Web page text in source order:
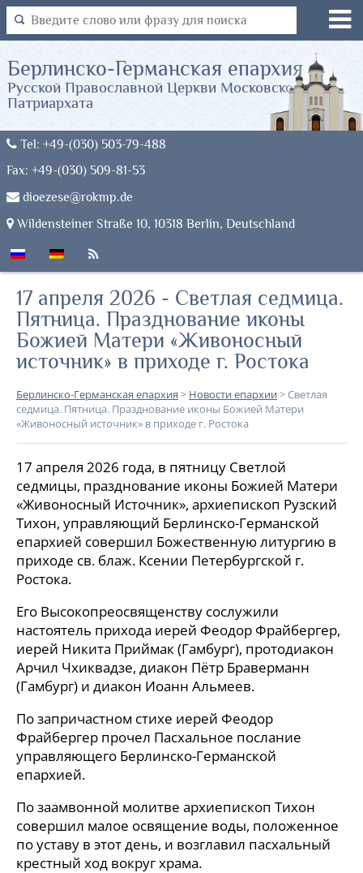
Tel: +49-(030) 503-79-488
Fax: +49-(030) 509-81-53
dioezese@rokmp.de
Wildensteiner Straße 10, 10318 Berlin, Deutschland
Берлинско-Германская епархия
Русской Православной Церкви Московского
Патриархата
17 апреля 2026 - Светлая седмица.
Пятница. Празднование иконы
Божией Матери «Живоносный
источник» в приходе г. Ростока
Берлинско-Германская епархия > Новости епархии>Светлая
седмица. Пятница. Празднование иконы Божией Матери
«Живоносный источник» в приходе г. Ростока
17 апреля 2026 года, в пятницу Светлой
седмицы, празднование иконы Божией Матери
«Живоносный Источник», архиепископ Рузский
Тихон, управляющий Берлинско-Германской
епархией совершил Божественную литургию в
приходе св. блаж. Ксении Петербургской г.
Ростока.
Его Высокопреосвященству сослужили
настоятель прихода иерей Феодор Фрайбергер,
иерей Никита Приймак (Гамбург), протодиакон
Арчил Чхиквадзе, диакон Пётр Браверманн
(Гамбург) и диакон Иоанн Альмеев.
По запричастном стихе иерей Феодор
Фрайбергер прочел Пасхальное послание
управляющего Берлинско-Германской
епархией.
По заамвонной молитве архиепископ Тихон
совершил малое освящение воды, положенное
по уставу в этот день, и возглавил пасхальный
крестный ход вокруг храма.